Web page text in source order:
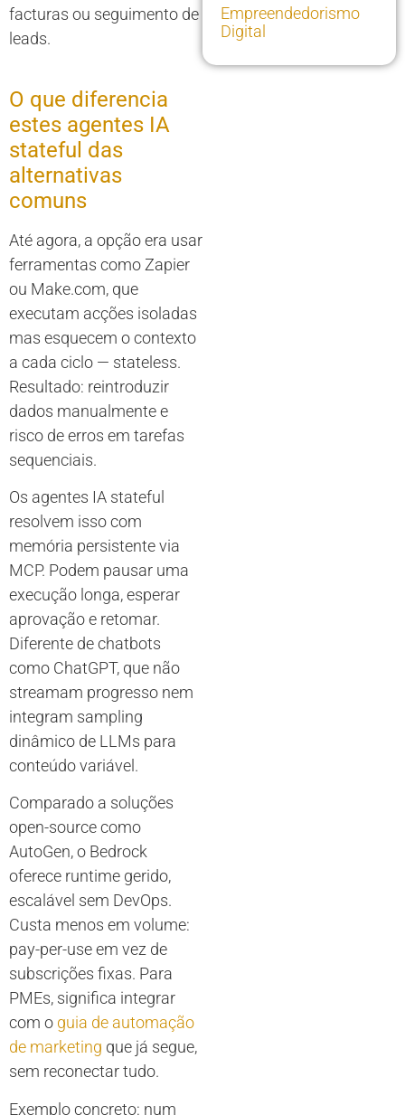
facturas ou seguimento de
leads.
O que diferencia
estes agentes IA
stateful das
alternativas
comuns
Até agora, a opção era usar
ferramentas como Zapier
ou Make.com, que
executam acções isoladas
mas esquecem o contexto
a cada ciclo — stateless.
Resultado: reintroduzir
dados manualmente e
risco de erros em tarefas
sequenciais.
Os agentes IA stateful
resolvem isso com
memória persistente via
MCP. Podem pausar uma
execução longa, esperar
aprovação e retomar.
Diferente de chatbots
como ChatGPT, que não
streamam progresso nem
integram sampling
dinâmico de LLMs para
conteúdo variável.
Comparado a soluções
open-source como
AutoGen, o Bedrock
oferece runtime gerido,
escalável sem DevOps.
Custa menos em volume:
pay-per-use em vez de
subscrições fixas. Para
PMEs, significa integrar
com o guia de automação
de marketing que já segue,
sem reconectar tudo.
Exemplo concreto: num
Empreendedorismo
Digital